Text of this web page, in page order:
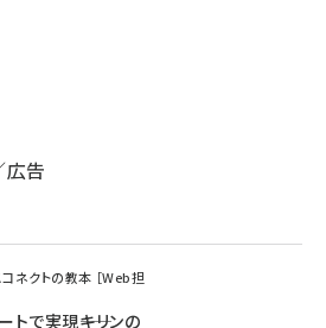
広告
ネクトの教本 ［Web担
で実現――キリンの